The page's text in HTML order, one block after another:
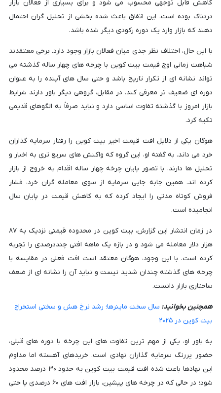
کاهش قابل توجهی محسوب می شود و برای بسیاری از فعالان بازار
دردناک بوده است. این اتفاق باعث شده بخشی از تحلیل گران احتمال
دهند که بازار وارد یک دوره رکودی دیگر شده باشد.
با این حال، اختلاف نظر جدی میان فعالان بازار وجود دارد. برخی معتقدند
شباهت زمانی اوج قیمت بیت کوین با چرخه های چهار ساله گذشته می
تواند نشانه ای از تکرار تاریخ باشد و حتی سال های آینده را به عنوان
دوره ای ضعیف تر معرفی کند. در مقابل، گروهی دیگر باور دارند شرایط
بازار امروز با گذشته تفاوت اساسی دارد و نباید صرفاً به الگوهای قدیمی
تکیه کرد.
هوگان یکی از دلایل افت قیمت اخیر بیت کوین را رفتار سرمایه گذاران
خرد می داند. به گفته او، این گروه که واکنش های سریع تری به اخبار و
تحلیل ها دارند، با تصور پایان چرخه چهار ساله اقدام به خروج از بازار
کرده اند. همین جابه جایی سرمایه از سوی معامله گران خرد، فشار
فروش کوتاه مدتی را ایجاد کرده که به کاهش قیمت در پایان سال
انجامیده است.
در زمان انتشار این گزارش، بیت کوین در محدوده قیمتی نزدیک به ۸۷
هزار دلار معامله می شود و در بازه یک ماهه افتی چنددرصدی را تجربه
کرده است. با این وجود، هوگان معتقد است افت فعلی در مقایسه با
چرخه های گذشته چندان شدید نیست و نباید آن را نشانه ای از ضعف
ساختاری بازار دانست.
همچنین بخوانید: سال سخت ماینرها؛ رشد نرخ هش و سختی استخراج
بیت کوین در ۲۰۲۵
به باور او، یکی از مهم ترین تفاوت های این چرخه با دوره های قبلی،
حضور پررنگ سرمایه گذاران نهادی است. خریدهای آهسته اما مداوم
این نهادها باعث شده افت قیمت بیت کوین به حدود ۳۰ درصد محدود
شود؛ در حالی که در چرخه های پیشین، بازار افت های ۶۰ درصدی یا حتی